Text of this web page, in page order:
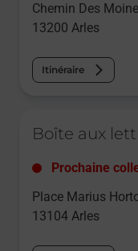
Chemin Des
13200 Arles
Itinéraire
Boîte aux
Prochaine
Place Marius
13104 Arles